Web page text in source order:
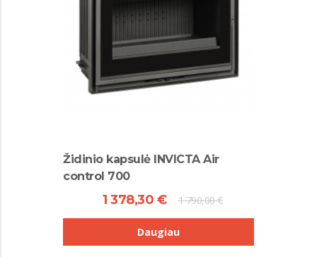
Židinio kapsulė INVICTA Air
control 700
1 378,30 € 1 790,00 €
Daugiau